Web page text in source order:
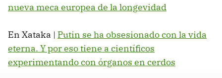
nueva meca europea de la longevidad
En Xataka | Putin se ha obsesionado con la vida
eterna. Y por eso tiene a científicos
experimentando con órganos en cerdos